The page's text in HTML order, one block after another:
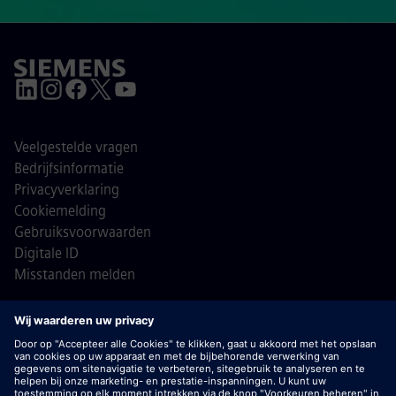
© Siemens 1996 - 2026
Veelgestelde vragen
Bedrijfsinformatie
Privacyverklaring
Cookiemelding
Gebruiksvoorwaarden
Digitale ID
Misstanden melden